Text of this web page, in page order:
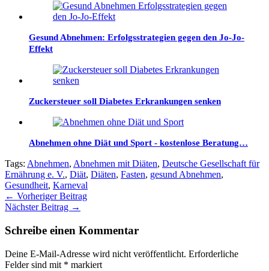
Gesund Abnehmen: Erfolgsstrategien gegen den Jo-Jo-
Effekt
Zuckersteuer soll Diabetes Erkrankungen senken
Abnehmen ohne Diät und Sport - kostenlose Beratung…
Tags: Abnehmen, Abnehmen mit Diäten, Deutsche Gesellschaft für
Ernährung e. V., Diät, Diäten, Fasten, gesund Abnehmen,
Gesundheit, Karneval
← Vorheriger Beitrag
Nächster Beitrag →
Schreibe einen Kommentar
Deine E-Mail-Adresse wird nicht veröffentlicht. Erforderliche
Felder sind mit * markiert